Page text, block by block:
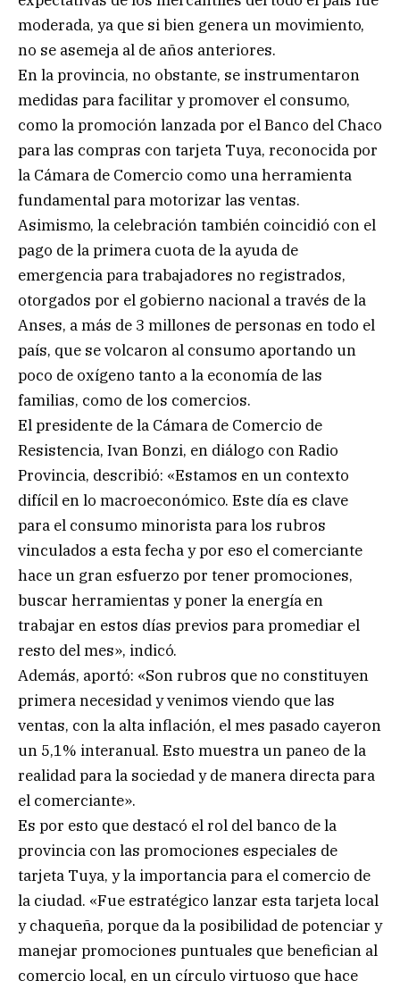
moderada, ya que si bien genera un movimiento,
no se asemeja al de años anteriores.
En la provincia, no obstante, se instrumentaron
medidas para facilitar y promover el consumo,
como la promoción lanzada por el Banco del Chaco
para las compras con tarjeta Tuya, reconocida por
la Cámara de Comercio como una herramienta
fundamental para motorizar las ventas.
Asimismo, la celebración también coincidió con el
pago de la primera cuota de la ayuda de
emergencia para trabajadores no registrados,
otorgados por el gobierno nacional a través de la
Anses, a más de 3 millones de personas en todo el
país, que se volcaron al consumo aportando un
poco de oxígeno tanto a la economía de las
familias, como de los comercios.
El presidente de la Cámara de Comercio de
Resistencia, Ivan Bonzi, en diálogo con Radio
Provincia, describió: «Estamos en un contexto
difícil en lo macroeconómico. Este día es clave
para el consumo minorista para los rubros
vinculados a esta fecha y por eso el comerciante
hace un gran esfuerzo por tener promociones,
buscar herramientas y poner la energía en
trabajar en estos días previos para promediar el
resto del mes», indicó.
Además, aportó: «Son rubros que no constituyen
primera necesidad y venimos viendo que las
ventas, con la alta inflación, el mes pasado cayeron
un 5,1% interanual. Esto muestra un paneo de la
realidad para la sociedad y de manera directa para
el comerciante».
Es por esto que destacó el rol del banco de la
provincia con las promociones especiales de
tarjeta Tuya, y la importancia para el comercio de
la ciudad. «Fue estratégico lanzar esta tarjeta local
y chaqueña, porque da la posibilidad de potenciar y
manejar promociones puntuales que benefician al
comercio local, en un círculo virtuoso que hace